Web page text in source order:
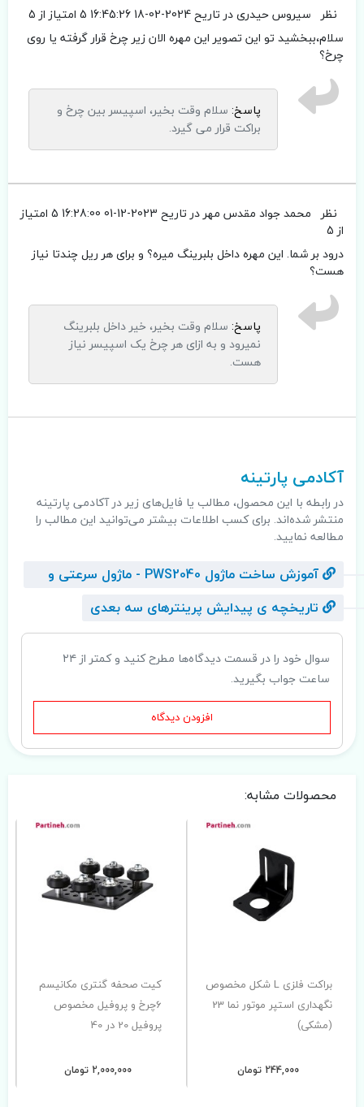
نظر سیروس حیدریدر تاریح 2024-02-18 16:45:26
5 امتیاز از 5
سلام،ببخشید تو این تصویر این مهره الان زیر چرخ قرار گرفته یا روی
چرخ؟
پاسخ: سلام وقت بخیر، اسپیسر بین چرخ و
براکت قرار می گیرد.
نظر محمد جواد مقدس مهردر تاریح 2023-12-01 16:28:00
5 امتیاز
از 5
درود بر شما. این مهره داخل بلبرینگ میره؟ و برای هر ریل چندتا نیاز
هست؟
پاسخ: سلام وقت بخیر، خیر داخل بلبرینگ
نمیرود و به ازای هر چرخ یک اسپیسر نیاز
هست.
.
آکادمی پارتینه
در رابطه با این محصول، مطالب یا فایل‌های زیر در آکادمی پارتینه
منتشر شده‌اند. برای کسب اطلاعات بیشتر می‌توانید این مطالب را
مطالعه نمایید.
آموزش ساخت ماژول PWS2040 - ماژول سرعتی و
ارزانتاریخچه ی پیدایش پرینترهای سه بعدی
سوال خود را در قسمت دیدگاه‌ها مطرح کنید و کمتر از ۲۴
ساعت جواب بگیرید.
افزودن دیدگاه
محصولات مشابه:
براکت فلزی L شکل مخصوص
نگهداری استپر موتور نما 23
(مشکی)
244,000 تومان
کیت صحفه گنتری مکانیسم
6چرخ و پروفیل مخصوص
پروفیل 20 در 40
2,000,000 تومان